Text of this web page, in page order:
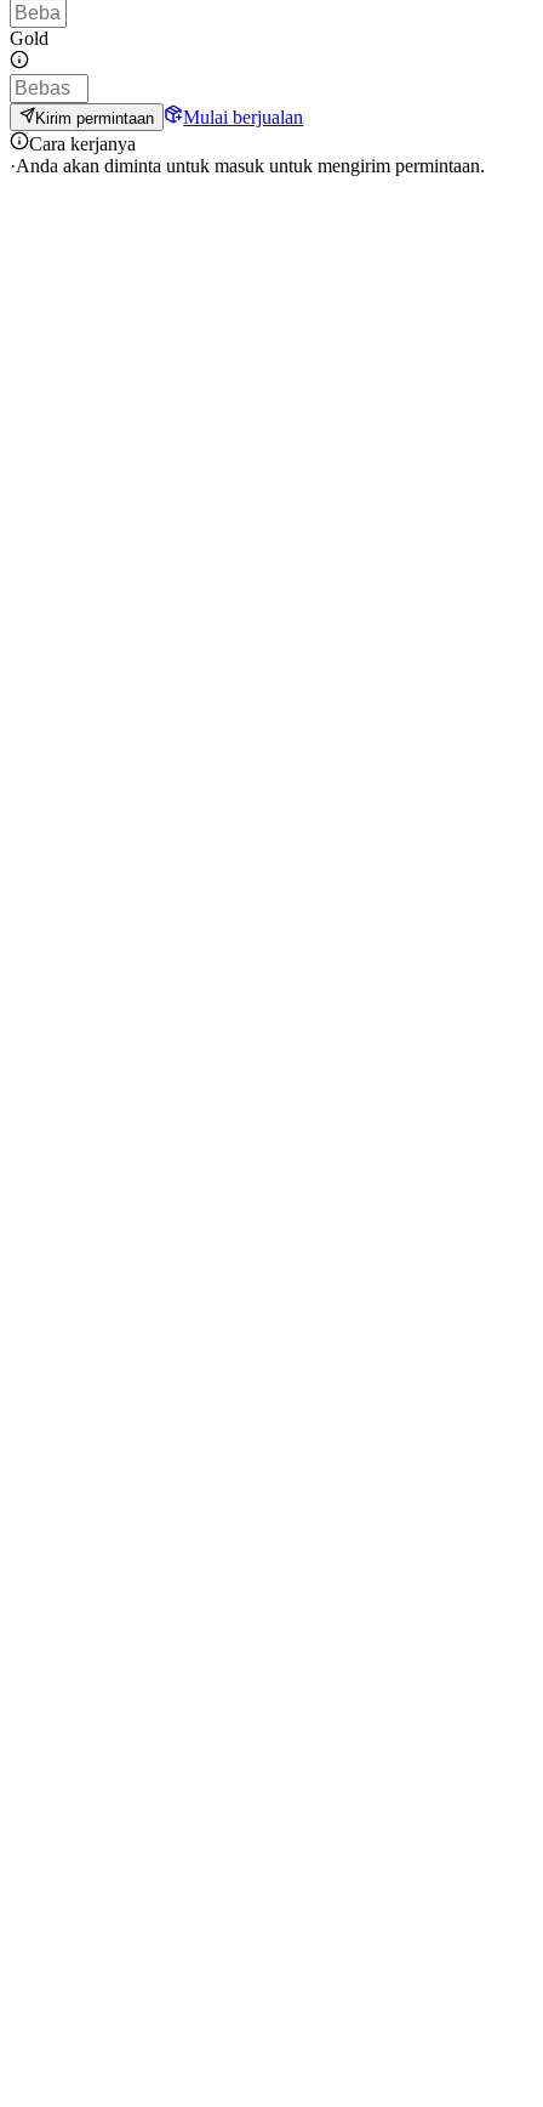
Gold
Kirim permintaan
Mulai berjualan
Cara kerjanya
·Anda akan diminta untuk masuk untuk mengirim permintaan.